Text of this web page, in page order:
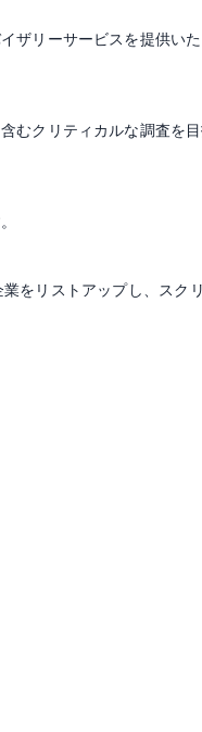
ザリーサービスを提供いた
むクリティカルな調査を目
をリストアップし、スク